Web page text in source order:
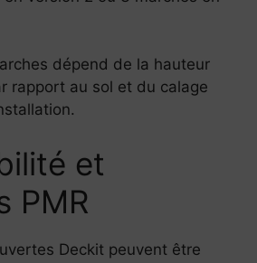
dépend de la hauteur
rapport au sol et du calage
et
PMR
Deckit peuvent être